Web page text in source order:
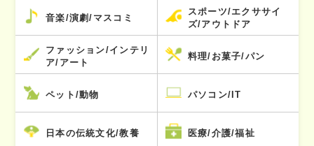
音楽/演劇/マスコミ
スポーツ/エクササイ
ズ/アウトドア
ファッション/インテリ
ア/アート
料理/お菓子/パン
ペット/動物 パソコン/IT
日本の伝統文化/教養 医療/介護/福祉